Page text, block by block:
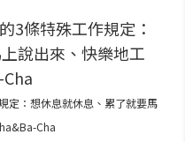
定：想休息就休息、累了就要馬
Cha